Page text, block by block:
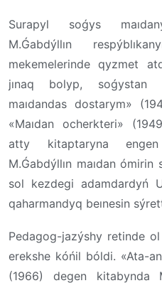
Surapyl soǵys
M.Ǵabdýllın
mekemelerinde qyzmet
jınaq bolyp, soǵystan
maıdandas dostarym»
«Maıdan ocherkteri»
atty kitaptaryna
M.Ǵabdýllın maıdan
sol kezdegi adamdardyń
qaharmandyq beınesin
Pedagog-jazýshy retinde
erekshe kóńil bóldi. «Ata-
(1966) degen kitabynda